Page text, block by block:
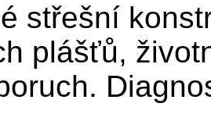
střešní
plášťů,